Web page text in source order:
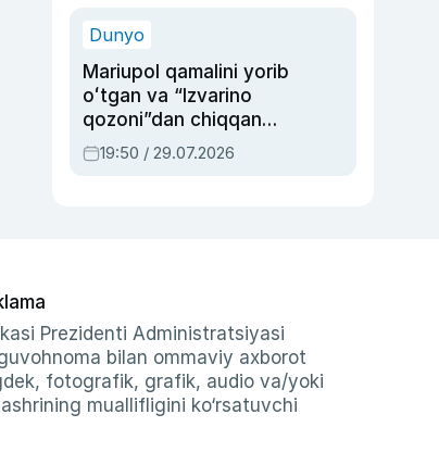
Dunyo
Mariupol qamalini yorib
oʻtgan va “Izvarino
qozoni”dan chiqqan
qahramon — Ukraina
armiyasi bosh
19:50 / 29.07.2026
Prezidenti Administratsiyasi
bilan ommaviy axborot
fotografik, grafik, audio va/yoki
muallifligini ko‘rsatuvchi